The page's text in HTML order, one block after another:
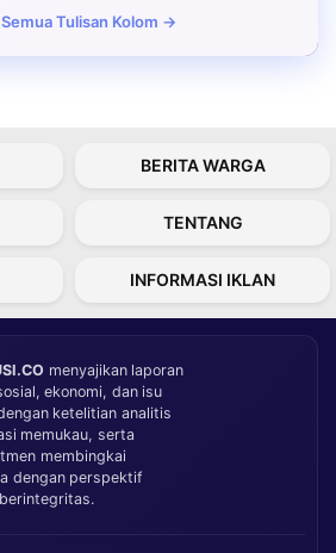
Tulisan Kolom →
BERITA WARGA
TENTANG
INFORMASI IKLAN
menyajikan laporan
ekonomi, dan isu
ketelitian analitis
memukau, serta
membingkai
dengan perspektif